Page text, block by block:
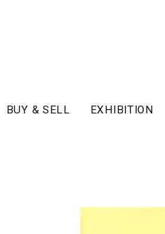
BUY & SELL EXHIBITION